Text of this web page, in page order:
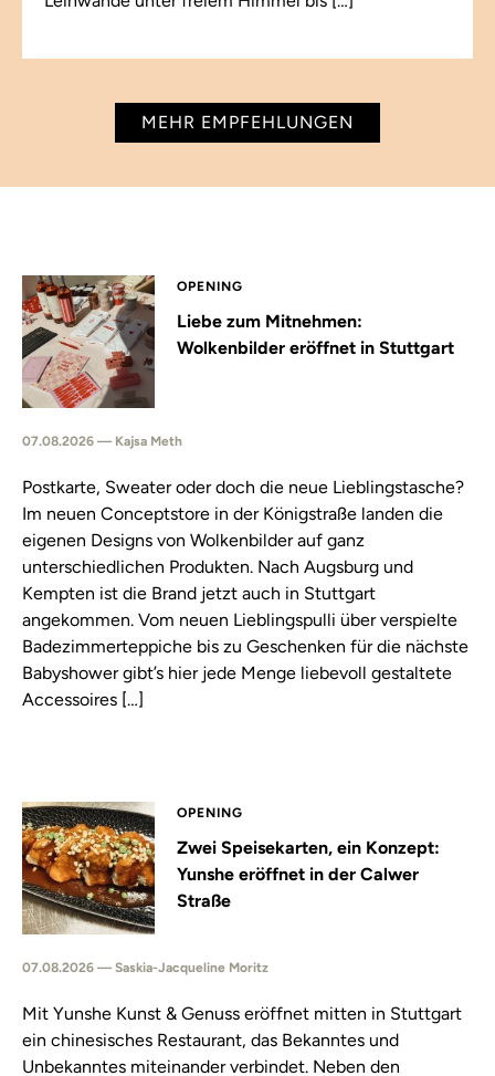
MEHR EMPFEHLUNGEN
OPENING
Liebe zum Mitnehmen:
Wolkenbilder eröffnet in Stuttgart
07.08.2026 — Kajsa Meth
Postkarte, Sweater oder doch die neue Lieblingstasche?
Im neuen Conceptstore in der Königstraße landen die
eigenen Designs von Wolkenbilder auf ganz
unterschiedlichen Produkten. Nach Augsburg und
Kempten ist die Brand jetzt auch in Stuttgart
angekommen. Vom neuen Lieblingspulli über verspielte
Badezimmerteppiche bis zu Geschenken für die nächste
Babyshower gibt’s hier jede Menge liebevoll gestaltete
Accessoires […]
OPENING
Zwei Speisekarten, ein Konzept:
Yunshe eröffnet in der Calwer
Straße
07.08.2026 — Saskia-Jacqueline Moritz
Mit Yunshe Kunst & Genuss eröffnet mitten in Stuttgart
ein chinesisches Restaurant, das Bekanntes und
Unbekanntes miteinander verbindet. Neben den